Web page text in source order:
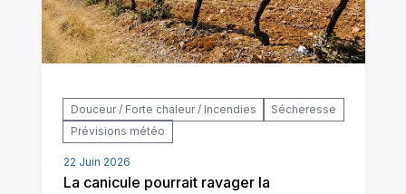
Douceur / Forte chaleur / Incendies
Sécheresse
Prévisions météo
22 Juin 2026
La canicule pourrait ravager la